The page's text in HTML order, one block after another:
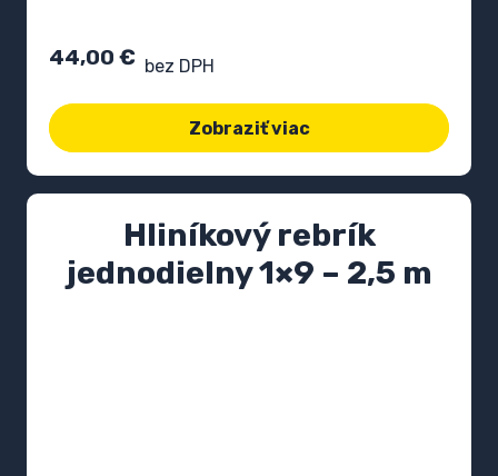
44,00 € bez DPH
Zobraziť viac
Hliníkový rebrík
jednodielny 1×9 – 2,5 m